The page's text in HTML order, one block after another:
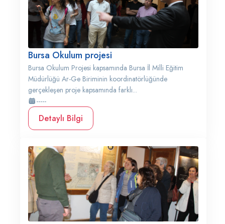
Bursa Okulum projesi
Bursa Okulum Projesi kapsamında Bursa İl Milli Eğitim
Müdürlüğü Ar-Ge Biriminin koordinatörlüğünde
gerçekleşen proje kapsamında farklı...
-----
Detaylı Bilgi